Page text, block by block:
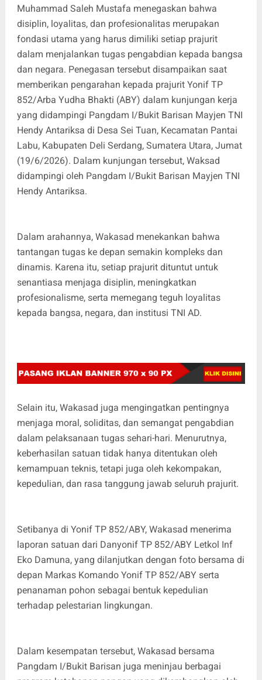
Muhammad Saleh Mustafa menegaskan bahwa
disiplin, loyalitas, dan profesionalitas merupakan
fondasi utama yang harus dimiliki setiap prajurit
dalam menjalankan tugas pengabdian kepada bangsa
dan negara. Penegasan tersebut disampaikan saat
memberikan pengarahan kepada prajurit Yonif TP
852/Arba Yudha Bhakti (ABY) dalam kunjungan kerja
yang didampingi Pangdam I/Bukit Barisan Mayjen TNI
Hendy Antariksa di Desa Sei Tuan, Kecamatan Pantai
Labu, Kabupaten Deli Serdang, Sumatera Utara, Jumat
(19/6/2026). Dalam kunjungan tersebut, Waksad
didampingi oleh Pangdam I/Bukit Barisan Mayjen TNI
Hendy Antariksa.
Dalam arahannya, Wakasad menekankan bahwa
tantangan tugas ke depan semakin kompleks dan
dinamis. Karena itu, setiap prajurit dituntut untuk
senantiasa menjaga disiplin, meningkatkan
profesionalisme, serta memegang teguh loyalitas
kepada bangsa, negara, dan institusi TNI AD.
Selain itu, Wakasad juga mengingatkan pentingnya
menjaga moral, soliditas, dan semangat pengabdian
dalam pelaksanaan tugas sehari-hari. Menurutnya,
keberhasilan satuan tidak hanya ditentukan oleh
kemampuan teknis, tetapi juga oleh kekompakan,
kepedulian, dan rasa tanggung jawab seluruh prajurit.
Setibanya di Yonif TP 852/ABY, Wakasad menerima
laporan satuan dari Danyonif TP 852/ABY Letkol Inf
Eko Damuna, yang dilanjutkan dengan foto bersama di
depan Markas Komando Yonif TP 852/ABY serta
penanaman pohon sebagai bentuk kepedulian
terhadap pelestarian lingkungan.
Dalam kesempatan tersebut, Wakasad bersama
Pangdam I/Bukit Barisan juga meninjau berbagai